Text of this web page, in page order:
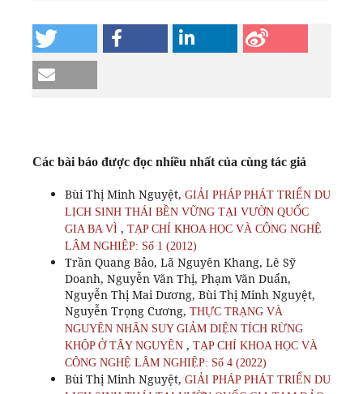
Các bài báo được đọc nhiều nhất của cùng tác giả
Bùi Thị Minh Nguyệt, GIẢI PHÁP PHÁT TRIỂN DU
LỊCH SINH THÁI BỀN VỮNG TẠI VƯỜN QUỐC
GIA BA VÌ , TẠP CHÍ KHOA HỌC VÀ CÔNG NGHỆ
LÂM NGHIỆP: Số 1 (2012)
Trần Quang Bảo, Lã Nguyên Khang, Lê Sỹ
Doanh, Nguyễn Văn Thị, Phạm Văn Duẩn,
Nguyễn Thị Mai Dương, Bùi Thị Minh Nguyệt,
Nguyễn Trọng Cương, THỰC TRẠNG VÀ
NGUYÊN NHÂN SUY GIẢM DIỆN TÍCH RỪNG
KHỘP Ở TÂY NGUYÊN , TẠP CHÍ KHOA HỌC VÀ
CÔNG NGHỆ LÂM NGHIỆP: Số 4 (2022)
Bùi Thị Minh Nguyệt, GIẢI PHÁP PHÁT TRIỂN DU